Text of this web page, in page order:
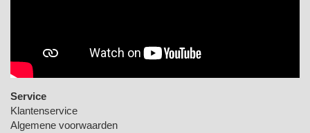
Service
Klantenservice
Algemene voorwaarden